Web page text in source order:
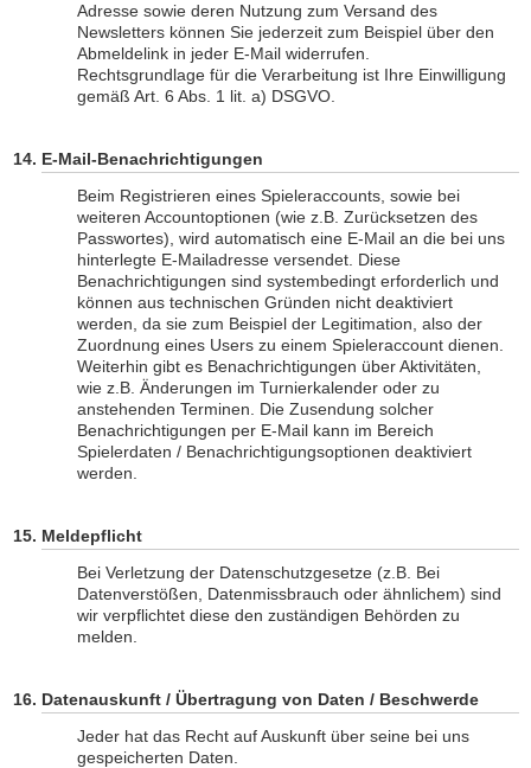
Adresse sowie deren Nutzung zum Versand des
Newsletters können Sie jederzeit zum Beispiel über den
Abmeldelink in jeder E-Mail widerrufen.
Rechtsgrundlage für die Verarbeitung ist Ihre Einwilligung
gemäß Art. 6 Abs. 1 lit. a) DSGVO.
E-Mail-Benachrichtigungen
Beim Registrieren eines Spieleraccounts, sowie bei
weiteren Accountoptionen (wie z.B. Zurücksetzen des
Passwortes), wird automatisch eine E-Mail an die bei uns
hinterlegte E-Mailadresse versendet. Diese
Benachrichtigungen sind systembedingt erforderlich und
können aus technischen Gründen nicht deaktiviert
werden, da sie zum Beispiel der Legitimation, also der
Zuordnung eines Users zu einem Spieleraccount dienen.
Weiterhin gibt es Benachrichtigungen über Aktivitäten,
wie z.B. Änderungen im Turnierkalender oder zu
anstehenden Terminen. Die Zusendung solcher
Benachrichtigungen per E-Mail kann im Bereich
Spielerdaten / Benachrichtigungsoptionen deaktiviert
werden.
Meldepflicht
Bei Verletzung der Datenschutzgesetze (z.B. Bei
Datenverstößen, Datenmissbrauch oder ähnlichem) sind
wir verpflichtet diese den zuständigen Behörden zu
melden.
Datenauskunft / Übertragung von Daten / Beschwerde
Jeder hat das Recht auf Auskunft über seine bei uns
gespeicherten Daten.